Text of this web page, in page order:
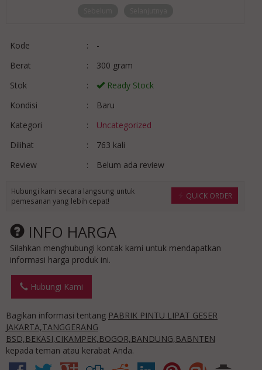
Kode :
-
Berat
:
300 gram
Stok
:
Ready Stock
Kondisi
:
Baru
Kategori
:
Uncategorized
Dilihat
:
763 kali
Review
: Belum ada review
QUICK ORDER
Hubungi kami secara langsung untuk
pemesanan yang lebih cepat!
INFO HARGA
Silahkan menghubungi kontak kami untuk mendapatkan
informasi harga produk ini.
Hubungi Kami
Bagikan informasi tentang PABRIK PINTU LIPAT GESER
JAKARTA,TANGGERANG
BSD,BEKASI,CIKAMPEK,BOGOR,BANDUNG,BABNTEN
kepada teman atau kerabat Anda.